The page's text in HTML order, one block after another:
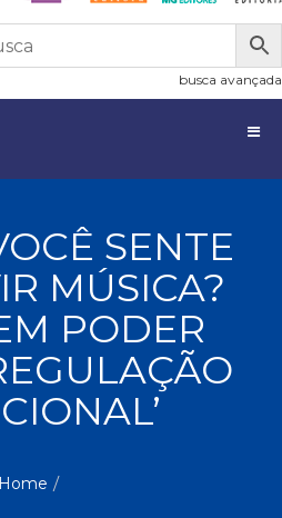
R$0,00
busca avançada
SENTE
MÚSICA?
PODER
Home